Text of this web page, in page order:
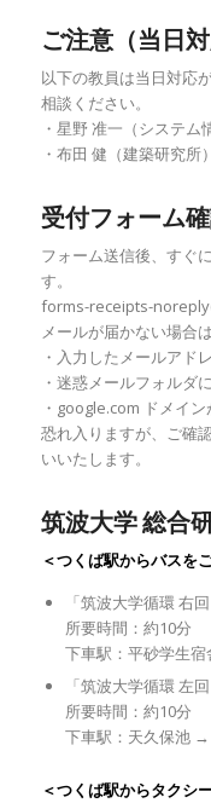
ご注意（当日
以下の教員は当日対応
相談ください。
・星野 准一（システム
・布田 健（建築研究所）
受付フォーム
フォーム送信後、すぐ
す。
forms-receipts-
メールが届かない場合
・入力したメールアド
・迷惑メールフォルダ
・google.com ドメイ
恐れ入りますが、ご確
いいたします。
筑波大学 総合
＜つくば駅からバスを
「筑波大学循環 右
所要時間：約10分
下車駅：平砂学生
「筑波大学循環 左
所要時間：約10分
下車駅：天久保池
＜つくば駅からタクシ